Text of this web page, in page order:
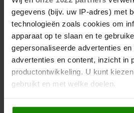
gegevens (bijv. uw IP-adres) met
technologieën zoals cookies om
apparaat op te slaan en te
gepersonaliseerde advertenties
advertenties en content, inzicht in
productontwikkeling. U kunt
gebruikt en met welke doelen.
Als u het toestaat, willen we ook
SHINAWATRA
Goed nieuws voor de Thaise
Shinawatra (76). De premier is
vrijgesproken van